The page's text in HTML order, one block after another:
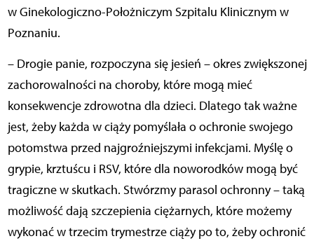
w Ginekologiczno-Położniczym Szpitalu Klinicznym w
Poznaniu.
– Drogie panie, rozpoczyna się jesień – okres zwiększonej
zachorowalności na choroby, które mogą mieć
konsekwencje zdrowotna dla dzieci. Dlatego tak ważne
jest, żeby każda w ciąży pomyślała o ochronie swojego
potomstwa przed najgroźniejszymi infekcjami. Myślę o
grypie, krztuścu i RSV, które dla noworodków mogą być
tragiczne w skutkach. Stwórzmy parasol ochronny – taką
możliwość dają szczepienia ciężarnych, które możemy
wykonać w trzecim trymestrze ciąży po to, żeby ochronić